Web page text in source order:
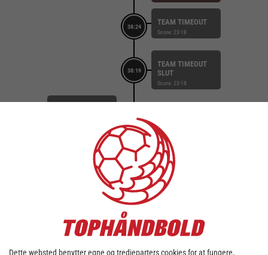
38:24
TEAM TIMEOUT
Score: 23-18
38:19
TEAM TIMEOUT
SLUT
Score: 23-18
Målvogter: 64. Salah
18. Malthe Hejsel
38:15
BOLDEROBRING
Score: 22-18
Dette websted benytter egne og tredjeparters cookies for at fungere,